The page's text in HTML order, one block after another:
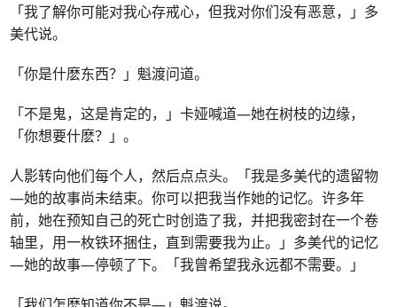
「我了解你可能对我心存戒心，但我对你们没有恶意，」多
美代说。
「你是什麽东西？」魁渡问道。
「不是鬼，这是肯定的，」卡娅喊道—她在树枝的边缘，
「你想要什麽？」。
人影转向他们每个人，然后点点头。「我是多美代的遗留物
—她的故事尚未结束。你可以把我当作她的记忆。许多年
前，她在预知自己的死亡时创造了我，并把我密封在一个卷
轴里，用一枚铁环捆住，直到需要我为止。」多美代的记忆
—她的故事—停顿了下。「我曾希望我永远都不需要。」